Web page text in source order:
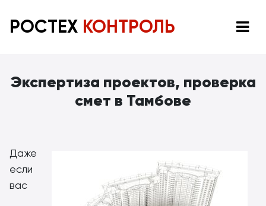
РОСТЕХ КОНТРОЛЬ
Экспертиза проектов, проверка
смет в Тамбове
Даже
если
вас